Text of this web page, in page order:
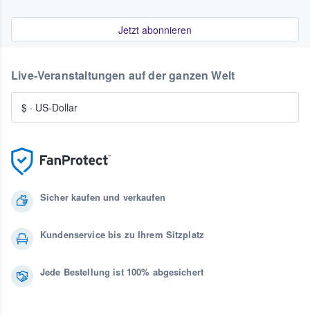
Jetzt abonnieren
Sicher kaufen und verkaufen
Kundenservice bis zu Ihrem Sitzplatz
Jede Bestellung ist 100% abgesichert
Live-Veranstaltungen auf der ganzen Welt
$ · US-Dollar